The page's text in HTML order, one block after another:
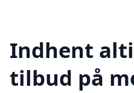
Indhent
tilbud på